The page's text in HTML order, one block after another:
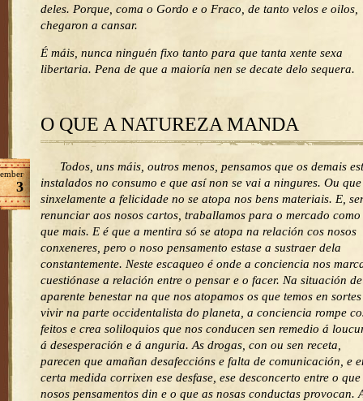
deles. Porque, coma o Gordo e o Fraco, de tanto velos e oilos,
chegaron a cansar.
É máis, nunca ninguén fixo tanto para que tanta xente sexa
libertaria. Pena de que a maioría nen se decate delo sequera.
O QUE A NATUREZA MANDA
3
Todos, uns máis, outros menos, pensamos que os demais
instalados no consumo e que así non se vai a ningures. Ou que
sinxelamente a felicidade no se atopa nos bens materiais. E,
renunciar aos nosos cartos, traballamos para o mercado como
que mais. E é que a mentira só se atopa na relación cos nosos
conxeneres, pero o noso pensamento estase a sustraer dela
constantemente. Neste escaqueo é onde a conciencia nos
cuestiónase a relación entre o pensar e o facer. Na situación de
aparente benestar na que nos atopamos os que temos en sortes
vivir na parte occidentalista do planeta, a conciencia rompe
feitos e crea soliloquios que nos conducen sen remedio á
á desesperación e á anguria. As drogas, con ou sen receta,
parecen que amañan desafeccións e falta de comunicación, e
certa medida corrixen ese desfase, ese desconcerto entre o que
nosos pensamentos din e o que as nosas conductas provocan.